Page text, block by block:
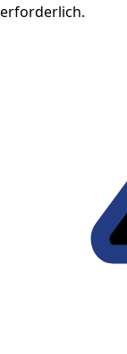
erforderlich.